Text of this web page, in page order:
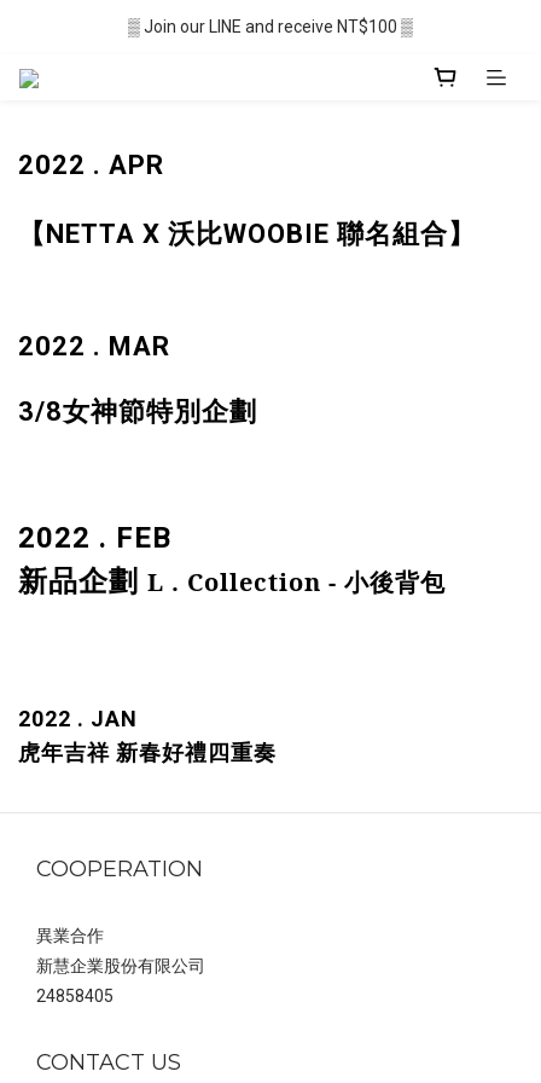
▒ Membership recruitment in progres ▒
▒ Join our LINE and receive NT$100 ▒
2022 . APR
【NETTA X 沃比WOOBIE 聯名組合】
2022 . MAR
3/8女神節特別企劃
2022 . FEB
新品企劃 L . Collection - 小後背包
2022 . JAN
虎年吉祥 新春好禮四重奏
COOPERATION
異業合作
新慧企業股份有限公司
24858405
CONTACT US